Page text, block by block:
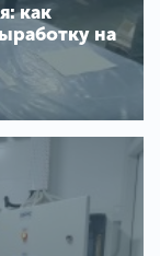
как
на